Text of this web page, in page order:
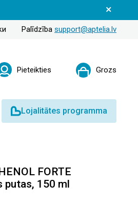
Palīdzība support@aptelia.lv
Pieteikties Grozs
Lojalitātes programma
FORTE
putas, 150 ml